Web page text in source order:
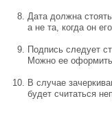
Дата должна
а не та, когда он
Подпись следует
Можно ее
В случае
будет считаться